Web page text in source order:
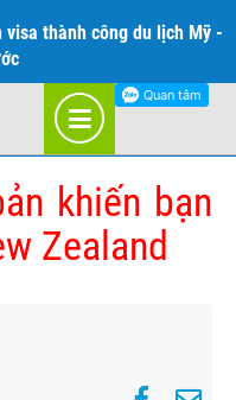
NEW ZEALAND
khiến bạn
Zealand
visa thành công du lịch Mỹ -